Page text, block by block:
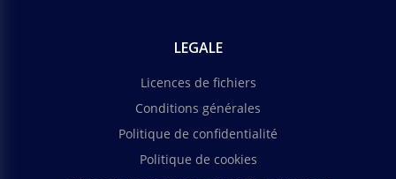
LEGALE
Licences de fichiers
Conditions générales
Politique de confidentialité
Politique de cookies